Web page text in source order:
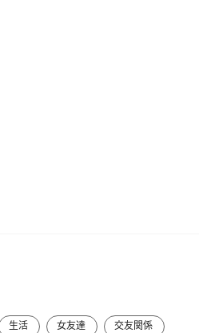
生活 女友達
交友関係